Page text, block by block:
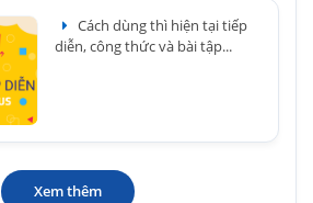
Cách dùng thì hiện tại tiếp
diễn, công thức và bài tập...
Xem thêm